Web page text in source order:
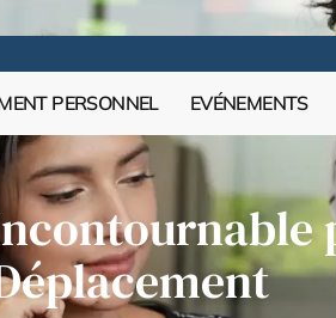
PERSONNEL EVÉNEMENTS